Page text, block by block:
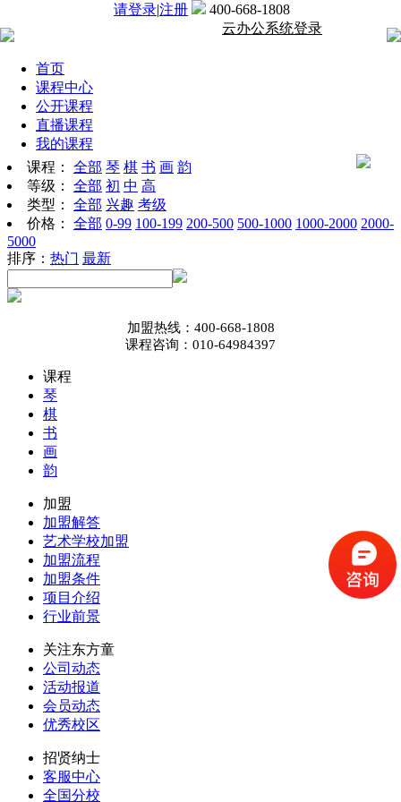
请登录|注册
400-668-1808
云办公系统登录
首页
课程中心
公开课程
直播课程
我的课程
课程： 全部 琴 棋 书 画 韵
等级： 全部 初 中 高
类型： 全部 兴趣 考级
价格： 全部 0-99 100-199 200-500 500-1000 1000-2000 2000-
5000
排序： 热门 最新
加盟热线： 400-668-1808
课程咨询： 010-64984397
课程
琴
棋
书
画
韵
加盟
加盟解答
艺术学校加盟
加盟流程
加盟条件
项目介绍
行业前景
关注东方童
公司动态
活动报道
会员动态
优秀校区
招贤纳士
客服中心
全国分校